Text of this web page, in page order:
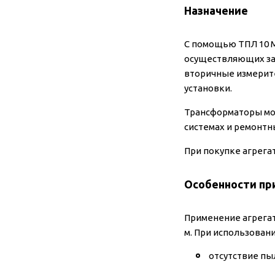
Назначение
С помощью ТПЛ 10 М
осуществляющих
вторичные
установки.
Трансформаторы
системах и
При покупке
Особенности
Применение
м. При
отсутствие